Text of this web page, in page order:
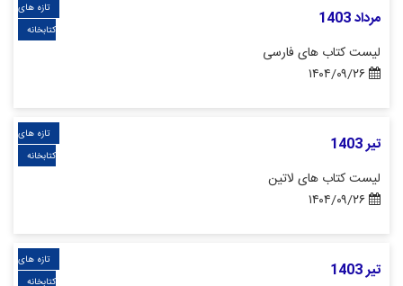
مرداد 1403
لیست کتاب های فارسی
تازه های
کتابخانه
تیر 1403
لیست کتاب های لاتین
تازه های
کتابخانه
تیر 1403
تازه های
کتابخانه